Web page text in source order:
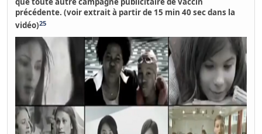
précédente. (voir extrait à partir de 15 min 40 sec dans la
vidéo)25